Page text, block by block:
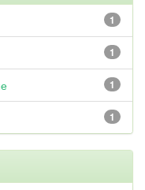
1
1
1
1